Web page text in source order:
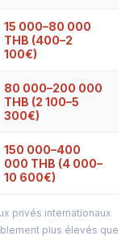
15 000–80 000
THB (400–2
100€)
80 000–200 000
THB (2 100–5
300€)
150 000–400
000 THB (4 000–
10 600€)
privés internationaux
plus élevés que